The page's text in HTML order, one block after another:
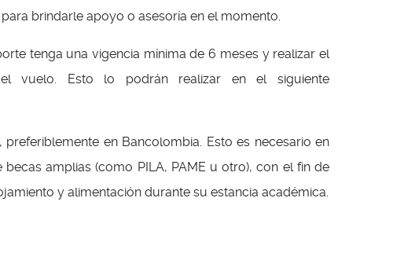
brindarle apoyo o asesoría en el momento.
tenga una vigencia mínima de 6 meses y realizar el
vuelo. Esto lo podrán realizar en el siguiente
en Bancolombia. Esto es necesario en
amplias (como PILA, PAME u otro), con el fin de
y alimentación durante su estancia académica.